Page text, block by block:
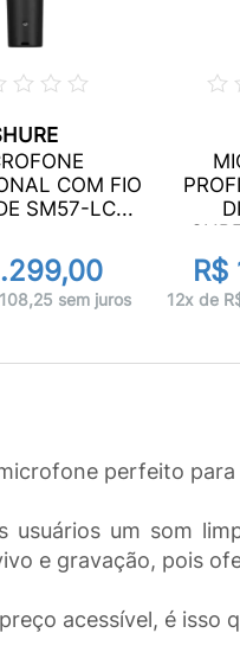
COM FIO
SM57-LC...
sem juros
R$
12x de
perfeito
usuários um som
e gravação, pois
acessível, é isso